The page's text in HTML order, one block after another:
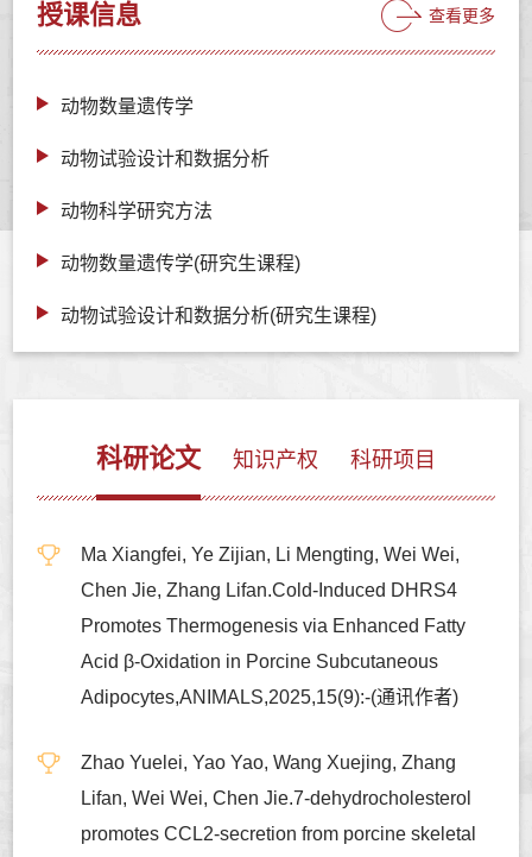
授课信息 查看更多
动物数量遗传学
动物试验设计和数据分析
动物科学研究方法
动物数量遗传学(研究生课程)
动物试验设计和数据分析(研究生课程)
科研论文 知识产权 科研项目
Ma Xiangfei, Ye Zijian, Li Mengting, Wei Wei,
Chen Jie, Zhang Lifan.Cold-Induced DHRS4
Promotes Thermogenesis via Enhanced Fatty
Acid β-Oxidation in Porcine Subcutaneous
Adipocytes,ANIMALS,2025,15(9):-(通讯作者)
Zhao Yuelei, Yao Yao, Wang Xuejing, Zhang
Lifan, Wei Wei, Chen Jie.7-dehydrocholesterol
promotes CCL2-secretion from porcine skeletal